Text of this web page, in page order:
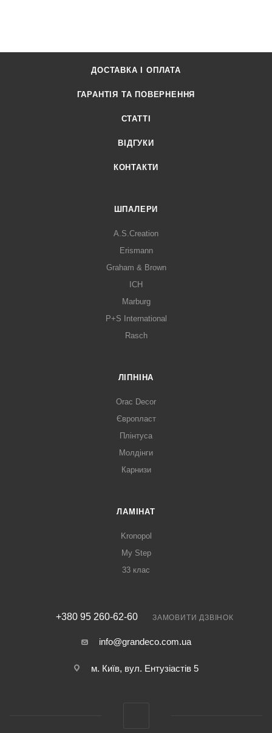
ДОСТАВКА І ОПЛАТА
ГАРАНТІЯ ТА ПОВЕРНЕННЯ
СТАТТІ
ВІДГУКИ
КОНТАКТИ
ШПАЛЕРИ
A.S.Creation
Erismann
Graham & Brown
ICH
Marburg
P+S International
Rasch
ЛІПНІНА
Orac Decor
Європласт
Плінтуса
Молдінги
Карнизи
ЛАМІНАТ
Kronopol
My Step
33 клас
+380 95 260-62-60 ЗАМОВИТИ ДЗВІНОК
info@grandeco.com.ua
м. Київ, вул. Ентузіастів 5